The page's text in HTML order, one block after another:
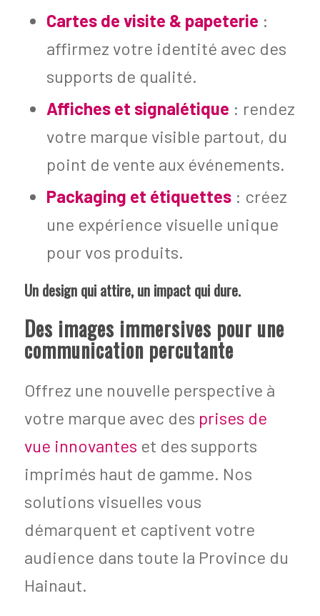
Cartes de visite & papeterie :
affirmez votre identité avec des
supports de qualité.
Affiches et signalétique : rendez
votre marque visible partout, du
point de vente aux événements.
Packaging et étiquettes: créez
une expérience visuelle unique
pour vos produits.
Un design qui attire, un impact qui dure.
Des images immersives pour une
communication percutante
Offrez une nouvelle perspective à
votre marque avec des prises de
vue innovantes et des supports
imprimés haut de gamme. Nos
solutions visuelles vous
démarquent et captivent votre
audience dans toute la Province du
Hainaut.